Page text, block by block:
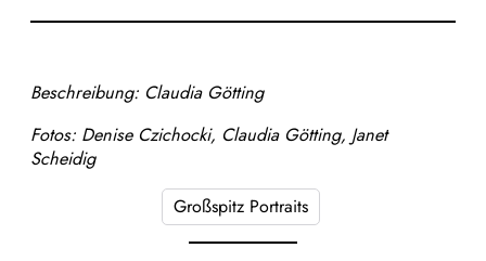
Beschreibung: Claudia Götting
Fotos: Denise Czichocki, Claudia Götting, Janet
Scheidig
Großspitz Portraits